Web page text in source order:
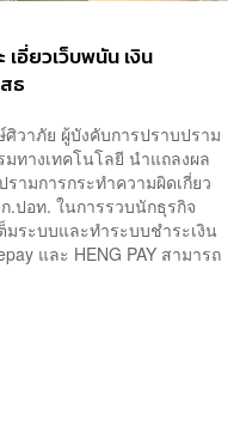
อี่ยวเว็บพนัน เงิน
ธ
วาภัย ผู้บังคับการปราบปราม
ทางเทคโนโลยี นำแถลงผล
ามการกระทำความผิดเกี่ยว
.ปอท. ในการรวบนักธุรกิจ
มระบบและทำระบบชำระเงิน
และ HENG PAY สามารถ